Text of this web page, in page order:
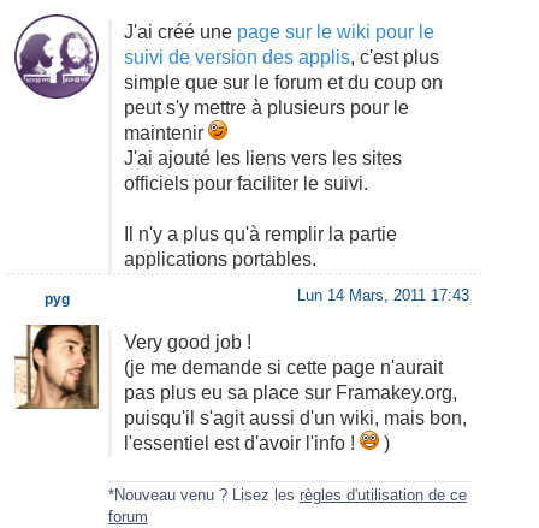
J'ai créé une page sur le wiki pour le
suivi de version des applis, c'est plus
simple que sur le forum et du coup on
peut s'y mettre à plusieurs pour le
maintenir
J'ai ajouté les liens vers les sites
officiels pour faciliter le suivi.
Il n'y a plus qu'à remplir la partie
applications portables.
Lun 14 Mars, 2011 17:43
Very good job !
(je me demande si cette page n'aurait
pas plus eu sa place sur Framakey.org,
puisqu'il s'agit aussi d'un wiki, mais bon,
l'essentiel est d'avoir l'info !
)
*Nouveau venu ? Lisez les règles d'utilisation de ce
forum
pyg